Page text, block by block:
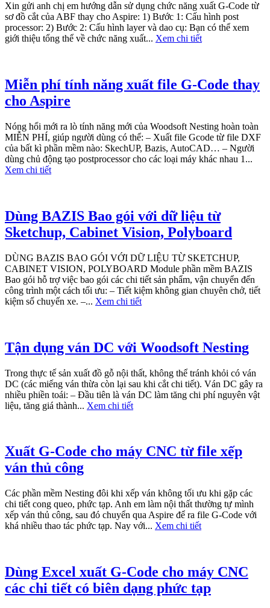
Xin gửi anh chị em hướng dẫn sử dụng chức năng xuất G-Code từ
sơ đồ cắt của ABF thay cho Aspire: 1) Bước 1: Cấu hình post
processor: 2) Bước 2: Cấu hình layer và dao cụ: Bạn có thể xem
giới thiệu tổng thể về chức năng xuất... Xem chi tiết
Miễn phí tính năng xuất file G-Code thay
cho Aspire
Nóng hổi mới ra lò tính năng mới của Woodsoft Nesting hoàn toàn
MIỄN PHÍ, giúp người dùng có thể: – Xuất file Gcode từ file DXF
của bất kì phần mềm nào: SkechUP, Bazis, AutoCAD… – Người
dùng chủ động tạo postprocessor cho các loại máy khác nhau 1...
Xem chi tiết
Dùng BAZIS Bao gói với dữ liệu từ
Sketchup, Cabinet Vision, Polyboard
DÙNG BAZIS BAO GÓI VỚI DỮ LIỆU TỪ SKETCHUP,
CABINET VISION, POLYBOARD Module phần mềm BAZIS
Bao gói hỗ trợ việc bao gói các chi tiết sản phẩm, vận chuyển đến
công trình một cách tối ưu: – Tiết kiệm không gian chuyên chở, tiết
kiệm số chuyến xe. –... Xem chi tiết
Tận dụng ván DC với Woodsoft Nesting
Trong thực tế sản xuất đồ gỗ nội thất, không thể tránh khỏi có ván
DC (các miếng ván thừa còn lại sau khi cắt chi tiết). Ván DC gây ra
nhiều phiền toái: – Đầu tiên là ván DC làm tăng chi phí nguyên vật
liệu, tăng giá thành... Xem chi tiết
Xuất G-Code cho máy CNC từ file xếp
ván thủ công
Các phần mềm Nesting đôi khi xếp ván không tối ưu khi gặp các
chi tiết cong queo, phức tạp. Anh em làm nội thất thường tự mình
xếp ván thủ công, sau đó chuyển qua Aspire để ra file G-Code với
khá nhiều thao tác phức tạp. Nay với... Xem chi tiết
Dùng Excel xuất G-Code cho máy CNC
các chi tiết có biên dạng phức tạp